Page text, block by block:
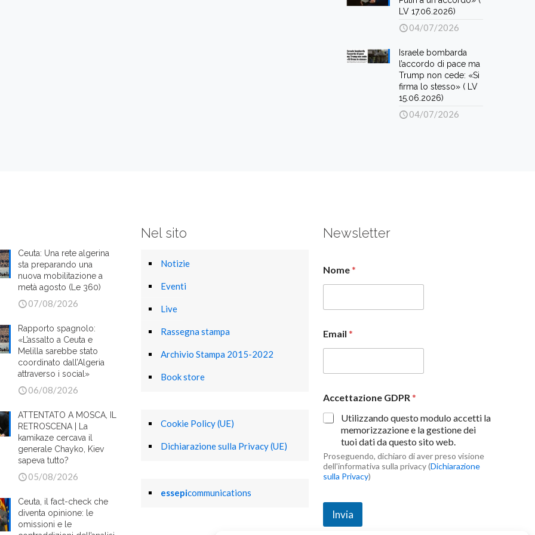
LV 17.06.2026)
04/07/2026
Israele bombarda
l’accordo di pace ma
Trump non cede: «Si
firma lo stesso» ( LV
15.06.2026)
04/07/2026
Ceuta: Una rete algerina
sta preparando una
nuova mobilitazione a
metà agosto (Le 360)
07/08/2026
Rapporto spagnolo:
«L’assalto a Ceuta e
Melilla sarebbe stato
coordinato dall’Algeria
attraverso i social»
06/08/2026
ATTENTATO A MOSCA, IL
RETROSCENA | La
kamikaze cercava il
generale Chayko, Kiev
sapeva tutto?
05/08/2026
Ceuta, il fact-check che
diventa opinione: le
omissioni e le
Nel sito
Notizie
Eventi
Live
Rassegna stampa
Archivio Stampa 2015-2022
Book store
Cookie Policy (UE)
Dichiarazione sulla Privacy (UE)
essepicommunications
Newsletter
Nome*
Email *
Accettazione GDPR*
Utilizzando questo modulo accetti la
memorizzazione e la gestione dei
tuoi dati da questo sito web.
Proseguendo, dichiaro di aver preso visione
dell'informativa sulla privacy (Dichiarazione
sulla Privacy)
Invia